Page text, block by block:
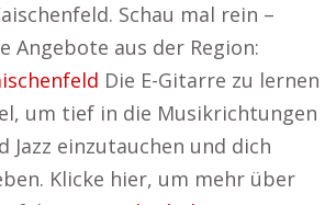
Schau mal rein –
Angebote aus der Region:
Die E-Gitarre zu lernen
um tief in die Musikrichtungen
Jazz einzutauchen und dich
Klicke hier, um mehr über